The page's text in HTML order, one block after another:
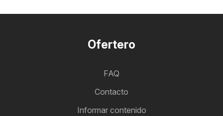
Ofertero
FAQ
Contacto
Informar contenido